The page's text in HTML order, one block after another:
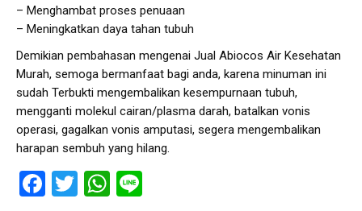
– Menghambat proses penuaan
– Meningkatkan daya tahan tubuh
Demikian pembahasan mengenai Jual Abiocos Air Kesehatan
Murah, semoga bermanfaat bagi anda, karena minuman ini
sudah Terbukti mengembalikan kesempurnaan tubuh,
mengganti molekul cairan/plasma darah, batalkan vonis
operasi, gagalkan vonis amputasi, segera mengembalikan
harapan sembuh yang hilang.
Facebook
TwitterWhatsApp